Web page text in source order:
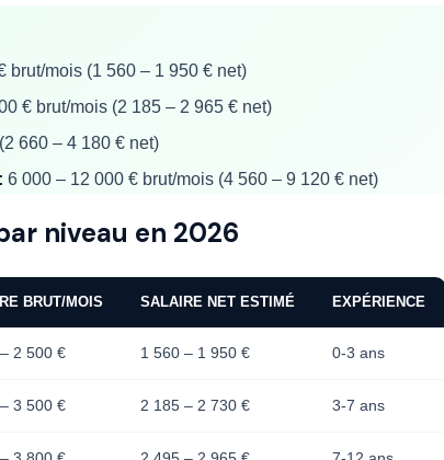
brut/mois (1 560 – 1 950 € net)
€ brut/mois (2 185 – 2 965 € net)
660 – 4 180 € net)
6 000 – 12 000 € brut/mois (4 560 – 9 120 € net)
niveau en 2026
BRUT/MOIS SALAIRE NET ESTIMÉ EXPÉRIENCE
2 500 € 1 560 – 1 950 € 0-3 ans
3 500 € 2 185 – 2 730 € 3-7 ans